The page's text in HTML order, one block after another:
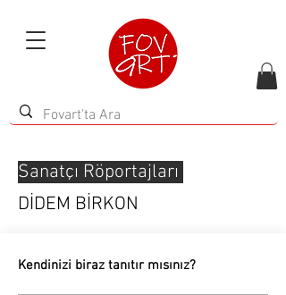
Sanatçı Röportajları
DİDEM BİRKON
Kendinizi biraz tanıtır mısınız?